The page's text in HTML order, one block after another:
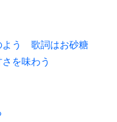
よう 歌詞はお砂糖
を味わう